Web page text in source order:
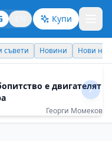
Купи
Днес празнува
помагаш на
Проданова - BNI Bulgaria